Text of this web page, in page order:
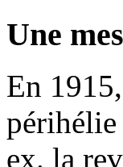
Une
En
ex. la